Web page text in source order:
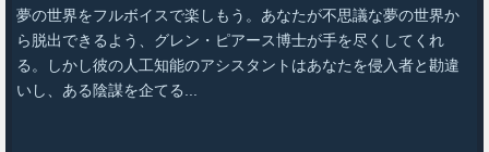
夢の世界をフルボイスで楽しもう。あなたが不思議な夢の世界か
ら脱出できるよう、グレン・ピアース博士が手を尽くしてくれ
る。しかし彼の人工知能のアシスタントはあなたを侵入者と勘違
いし、ある陰謀を企てる...